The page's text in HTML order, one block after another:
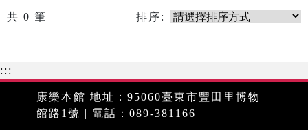
共 0 筆 排序:
:::
康樂本館 地址：95060臺東市豐田里博物
館路1號 | 電話：089-381166